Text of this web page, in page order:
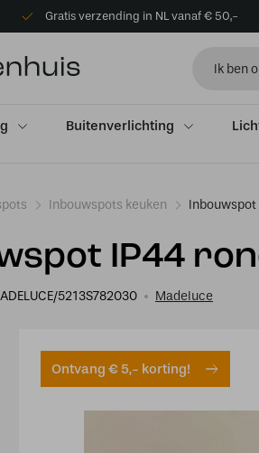
Gratis verzending in NL vanaf € 50,-
Buitenverlichting
Inbouwspots keuken Inbouwspot
IP44
5213S782030 Madeluce
Ontvang € 5,- korting!